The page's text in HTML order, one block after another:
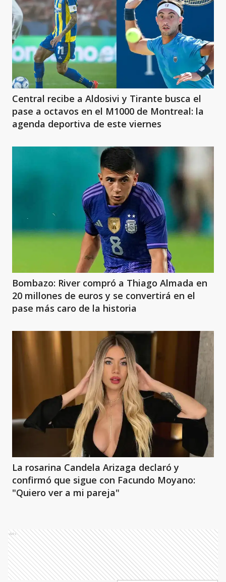
Central recibe a Aldosivi y Tirante busca el
pase a octavos en el M1000 de Montreal: la
agenda deportiva de este viernes
Bombazo: River compró a Thiago Almada en
20 millones de euros y se convertirá en el
pase más caro de la historia
La rosarina Candela Arizaga declaró y
confirmó que sigue con Facundo Moyano:
"Quiero ver a mi pareja"
Ads